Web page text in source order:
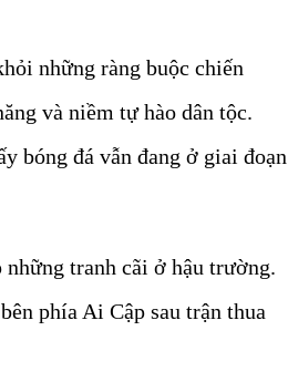
những ràng buộc chiến
và niềm tự hào dân tộc.
bóng đá vẫn đang ở giai đoạn
những tranh cãi ở hậu trường.
phía Ai Cập sau trận thua